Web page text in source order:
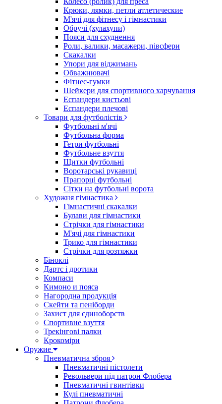
Крюки, лямки, петли атлетические
М'ячі для фітнесу і гімнастики
Обручі (хулахупи)
Пояси для схуднення
Роли, валики, масажери, півсфери
Скакалки
Упори для віджимань
Обважнювачі
Фітнес-гумки
Шейкери для спортивного харчування
Еспандери кистьові
Еспандери плечові
Товари для футболістів
Футбольні м'ячі
Футбольна форма
Гетри футбольні
Футбольне взуття
Щитки футбольні
Воротарські рукавиці
Прапорці футбольні
Сітки на футбольні ворота
Художня гімнастика
Гімнастичні скакалки
Булави для гімнастики
Стрічки для гімнастики
М'ячі для гімнастики
Трико для гімнастики
Стрічки для розтяжки
Біноклі
Дартс і дротики
Компаси
Кимоно и пояса
Нагородна продукція
Скейти та пеніборди
Захист для єдиноборств
Спортивне взуття
Трекінгові палки
Крокоміри
Оружие
Пневматична зброя
Пневматичні пістолети
Револьвери під патрон Флобера
Пневматичні гвинтівки
Кулі пневматичні